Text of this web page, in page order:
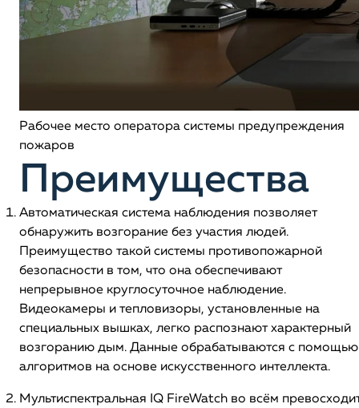
Рабочее место оператора системы предупреждения
пожаров
Преимущества
Автоматическая система наблюдения позволяет
обнаружить возгорание без участия людей.
Преимущество такой системы противопожарной
безопасности в том, что она обеспечивают
непрерывное круглосуточное наблюдение.
Видеокамеры и тепловизоры, установленные на
специальных вышках, легко распознают характерный
возгоранию дым. Данные обрабатываются с помощью
алгоритмов на основе искусственного интеллекта.
Мультиспектральная IQ FireWatch во всём